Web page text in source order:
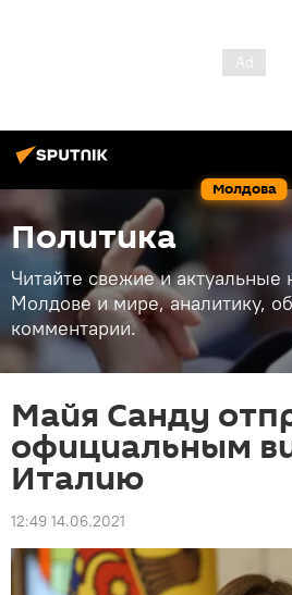
Молдова
Политика
Читайте свежие и актуальные
Молдове и мире, аналитику,
комментарии.
Майя Санду
официальным
Италию
12:49 14.06.2021